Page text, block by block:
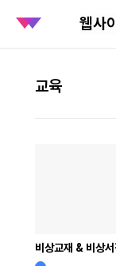
웹사
교육
비상교재 & 비상서